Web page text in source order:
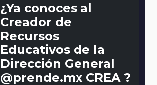
¿Ya conoces al
Creador de
Recursos
Educativos de la
Dirección General
@prende.mx CREA ?